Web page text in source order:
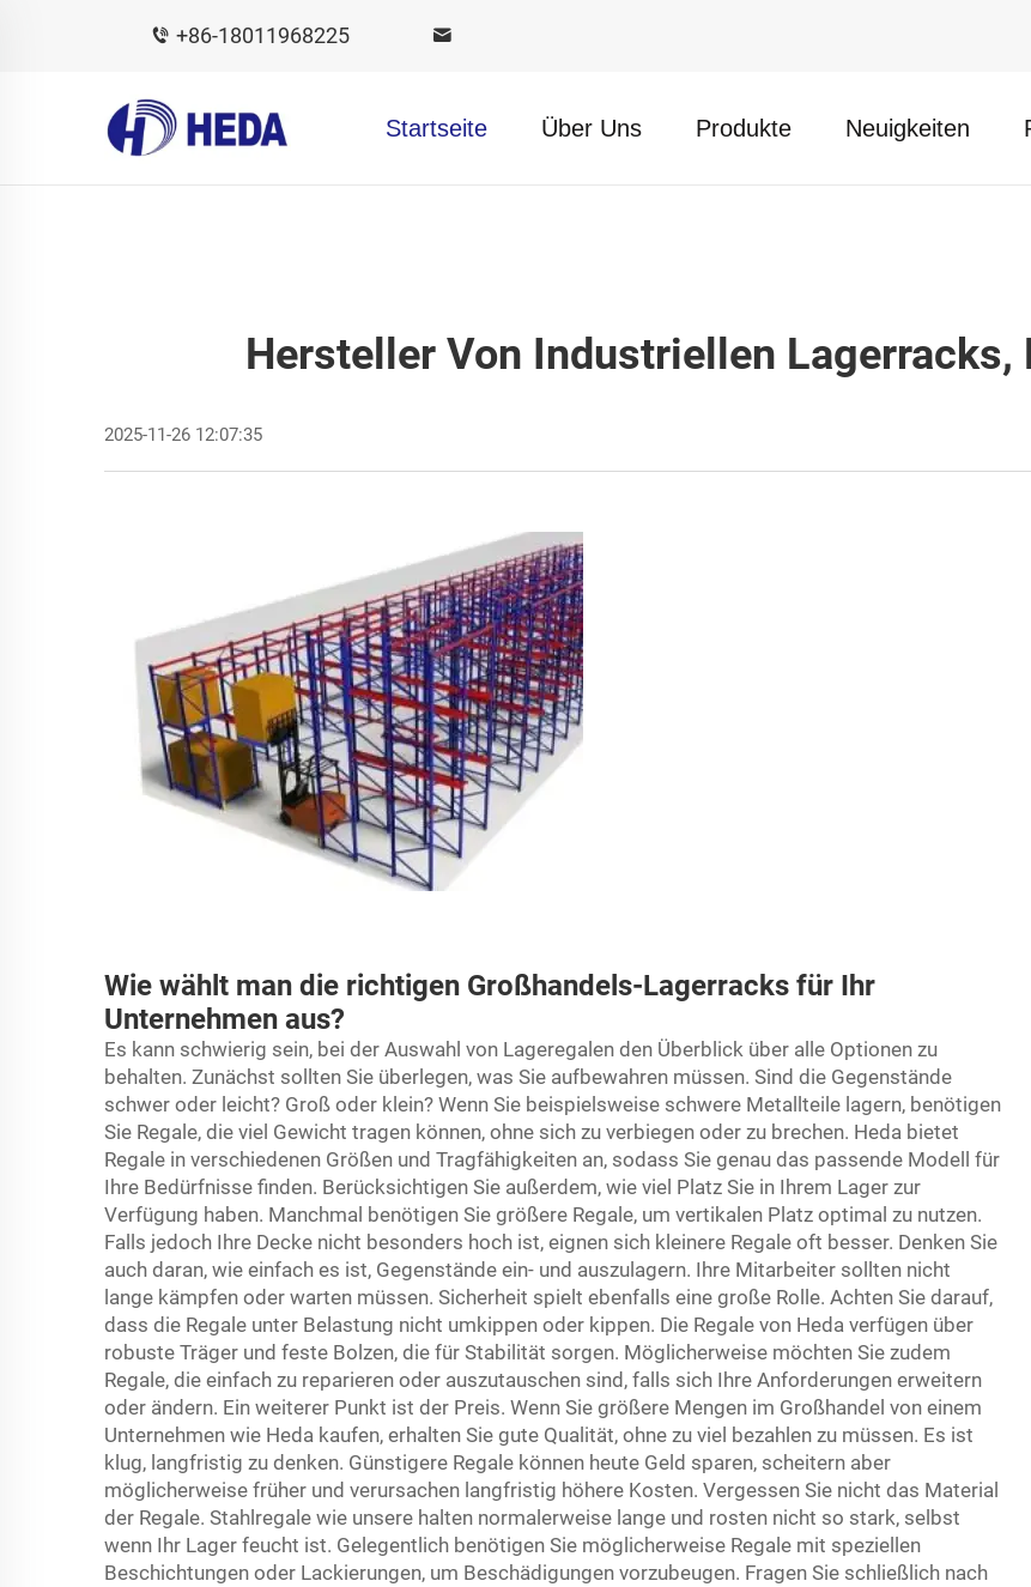
+86-18011968225
Startseite Über Uns Produkte Neuigkeiten
Hersteller Von Industriellen Lagerracks,
2025-11-26 12:07:35
Wie wählt man die richtigen Großhandels-Lagerracks für Ihr
Unternehmen aus?
Es kann schwierig sein, bei der Auswahl von Lageregalen den Überblick über alle Optionen zu
behalten. Zunächst sollten Sie überlegen, was Sie aufbewahren müssen. Sind die Gegenstände
schwer oder leicht? Groß oder klein? Wenn Sie beispielsweise schwere Metallteile lagern, benötigen
Sie Regale, die viel Gewicht tragen können, ohne sich zu verbiegen oder zu brechen. Heda bietet
Regale in verschiedenen Größen und Tragfähigkeiten an, sodass Sie genau das passende Modell für
Ihre Bedürfnisse finden. Berücksichtigen Sie außerdem, wie viel Platz Sie in Ihrem Lager zur
Verfügung haben. Manchmal benötigen Sie größere Regale, um vertikalen Platz optimal zu nutzen.
Falls jedoch Ihre Decke nicht besonders hoch ist, eignen sich kleinere Regale oft besser. Denken Sie
auch daran, wie einfach es ist, Gegenstände ein- und auszulagern. Ihre Mitarbeiter sollten nicht
lange kämpfen oder warten müssen. Sicherheit spielt ebenfalls eine große Rolle. Achten Sie darauf,
dass die Regale unter Belastung nicht umkippen oder kippen. Die Regale von Heda verfügen über
robuste Träger und feste Bolzen, die für Stabilität sorgen. Möglicherweise möchten Sie zudem
Regale, die einfach zu reparieren oder auszutauschen sind, falls sich Ihre Anforderungen erweitern
oder ändern. Ein weiterer Punkt ist der Preis. Wenn Sie größere Mengen im Großhandel von einem
Unternehmen wie Heda kaufen, erhalten Sie gute Qualität, ohne zu viel bezahlen zu müssen. Es ist
klug, langfristig zu denken. Günstigere Regale können heute Geld sparen, scheitern aber
möglicherweise früher und verursachen langfristig höhere Kosten. Vergessen Sie nicht das Material
der Regale. Stahlregale wie unsere halten normalerweise lange und rosten nicht so stark, selbst
wenn Ihr Lager feucht ist. Gelegentlich benötigen Sie möglicherweise Regale mit speziellen
Beschichtungen oder Lackierungen, um Beschädigungen vorzubeugen. Fragen Sie schließlich nach